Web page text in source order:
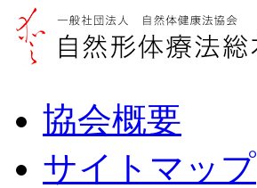
協会概要
サイトマップ